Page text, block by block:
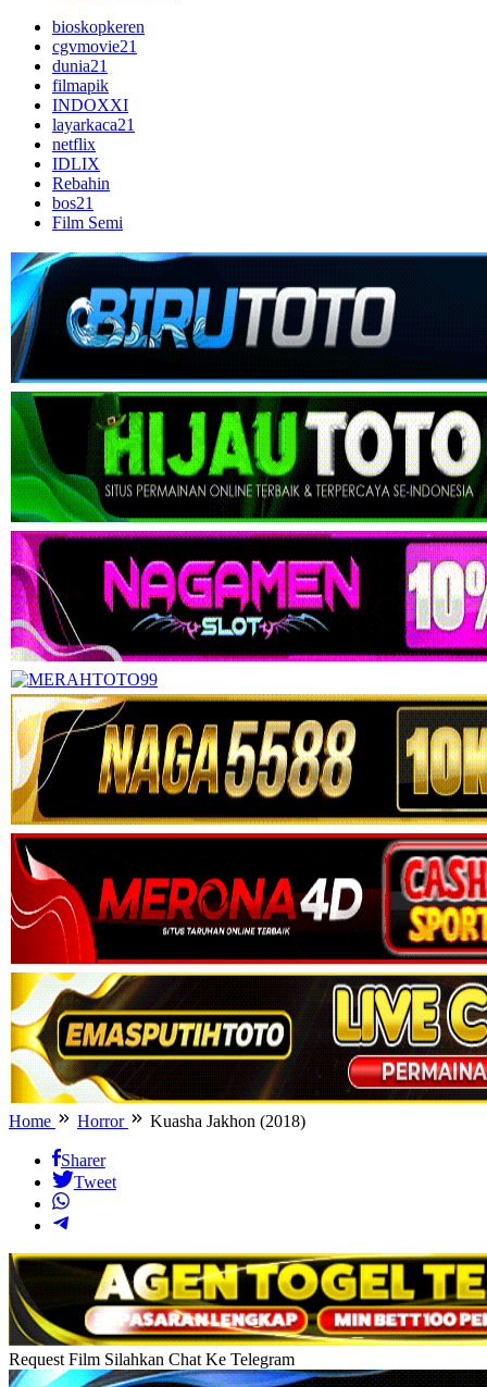
bioskopkeren
cgvmovie21
dunia21
filmapik
INDOXXI
layarkaca21
netflix
IDLIX
Rebahin
bos21
Film Semi
Home Horror Kuasha Jakhon (2018)
Sharer
Tweet
Request Film Silahkan Chat Ke Telegram